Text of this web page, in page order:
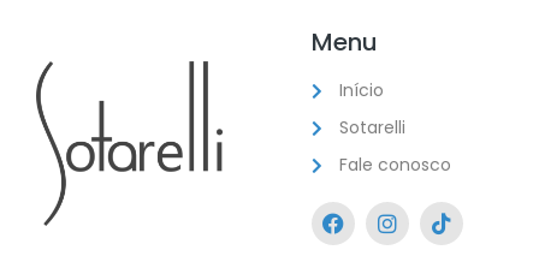
Menu
Início
Sotarelli
Fale conosco